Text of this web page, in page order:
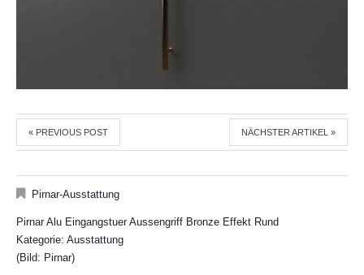
« PREVIOUS POST NÄCHSTER ARTIKEL »
Pirnar-Ausstattung
Pirnar Alu Eingangstuer Aussengriff Bronze Effekt Rund
Kategorie: Ausstattung
(Bild: Pirnar)